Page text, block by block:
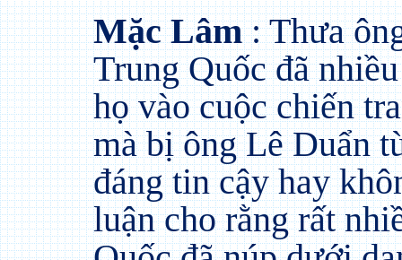
Mặc Lâm: Thưa
Trung Quốc đã
họ vào cuộc chiến
mà bị ông Lê Duẩn
đáng tin cậy hay
luận cho rằng rất